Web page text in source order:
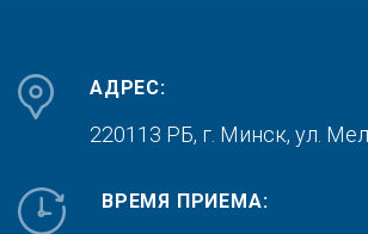
АДРЕС:
220113 РБ, г. Минск, ул.
ВРЕМЯ ПРИЕМА: